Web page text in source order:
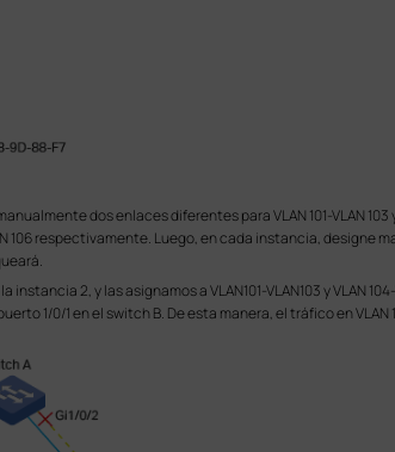
dos enlaces diferentes para VLAN 101-VLAN 103
106 respectivamente. Luego, en cada instancia, designe
2, y las asignamos a VLAN101-VLAN103 y VLAN
1/0/1 en el switch B. De esta manera, el tráfico en VLAN